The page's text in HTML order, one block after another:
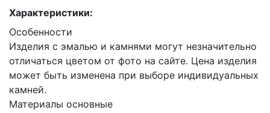
Характеристики:
Особенности
Изделия с эмалью и камнями могут незначительно
отличаться цветом от фото на сайте. Цена изделия
может быть изменена при выборе индивидуальных
камней.
Материалы основные